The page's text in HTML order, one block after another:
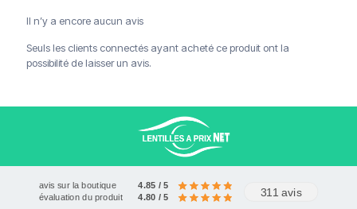
Il n’y a encore aucun avis
Seuls les clients connectés ayant acheté ce produit ont la
possibilité de laisser un avis.
Paiements sécurisés
avis sur la boutique 4.85 / 5
évaluation du produit 4.80 / 5 311 avis